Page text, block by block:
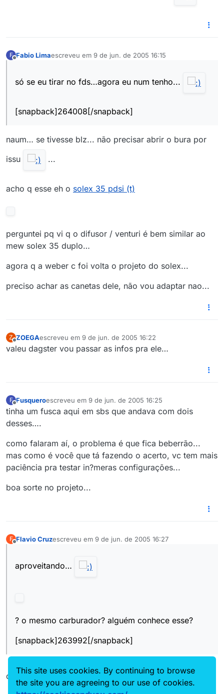
F Fabio Limaescreveu em 9 de jun. de 2005 16:15
última edição por6 de set. de 2005 12:16
só se eu tirar no fds…agora eu num tenho...
[snapback]264008[/snapback]
naum… se tivesse blz... não precisar abrir o bura por
issu
...
acho q esse eh o solex 35 pdsi (t)
perguntei pq vi q o difusor / venturi é bem similar ao
mew solex 35 duplo…
agora q a weber c foi volta o projeto do solex...
preciso achar as canetas dele, não vou adaptar nao...
Z
Offline
ZOEGAescreveu em 9 de jun. de 2005 16:22
última edição por
valeu dagster vou passar as infos pra ele…
F
Offline
Fusqueroescreveu em 9 de jun. de 2005 16:25
última edição por
tinha um fusca aqui em sbs que andava com dois
desses….
como falaram aí, o problema é que fica beberrão...
mas como é você que tá fazendo o acerto, vc tem mais
paciência pra testar in?meras configurações...
boa sorte no projeto...
F Flavio Cruzescreveu em 9 de jun. de 2005 16:27
última edição por
aproveitando…
? o mesmo carburador? alguém conhece esse?
[snapback]263992[/snapback]
que troco mais tosco
This site uses cookies. By continuing to browse
the site you are agreeing to our use of cookies.